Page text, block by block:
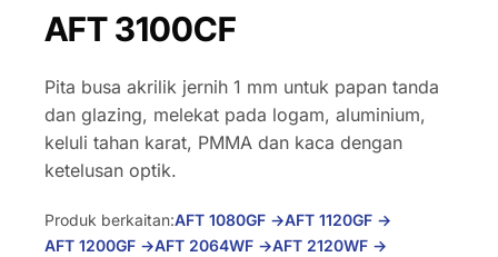
→
→
Fabrikasi Logam Pembina Bas & Trak
DOKUMEN ALAT
Cari
AFT 3100CF
Pita busa akrilik jernih 1 mm untuk papan tanda
dan glazing, melekat pada logam, aluminium,
keluli tahan karat, PMMA dan kaca dengan
ketelusan optik.
Produk berkaitan:AFT 1080GF →AFT 1120GF →
AFT 1200GF →AFT 2064WF →AFT 2120WF →